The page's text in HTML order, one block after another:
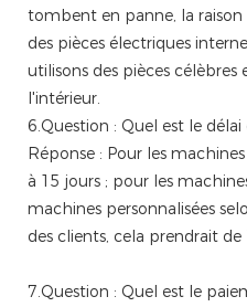
tombent en panne, la
des pièces électriques
utilisons des pièces
l'intérieur.
6.Question : Quel est le délai
Réponse : Pour les
à 15 jours ; pour les
machines personnalisées
des clients, cela prendrait de
7.Question : Quel est le